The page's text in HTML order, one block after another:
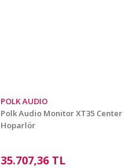
POLK AUDIO
Polk Audio Monitor XT35 Center
Hoparlör
35.707,36 TL